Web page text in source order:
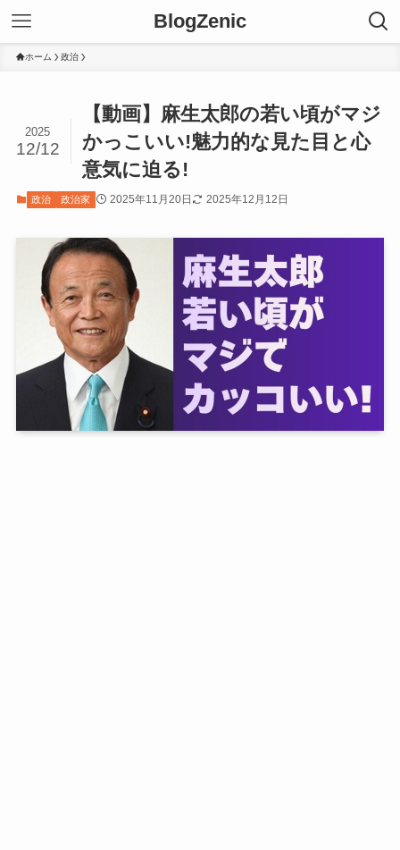
BlogZenic
ホーム 政治
【動画】麻生太郎の若い頃がマジ
かっこいい!魅力的な見た目と心
意気に迫る!
2025
12/12
政治 政治家 2025年11月20日 2025年12月12日